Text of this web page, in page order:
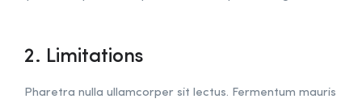
2. Limitations
Pharetra nulla ullamcorper sit lectus. Fermentum mauris